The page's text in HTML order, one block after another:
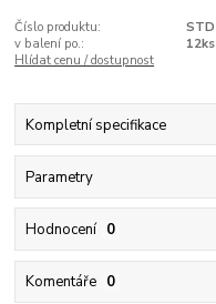
Číslo produktu:
STD
v balení po.:
12ks
Hlídat cenu / dostupnost
Kompletní specifikace
Parametry
Hodnocení 0
Komentáře 0